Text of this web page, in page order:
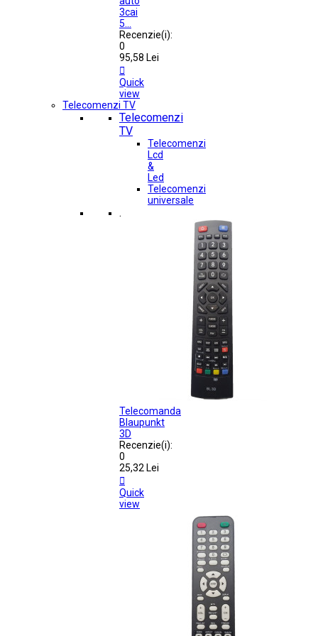
3cai
5...
Recenzie(i):
0
95,58 Lei

Quick
view
Telecomenzi TV
Telecomenzi
TV
Telecomenzi
Lcd
&
Led
Telecomenzi
universale
.
Telecomanda
Blaupunkt
3D
Recenzie(i):
0
25,32 Lei

Quick
view